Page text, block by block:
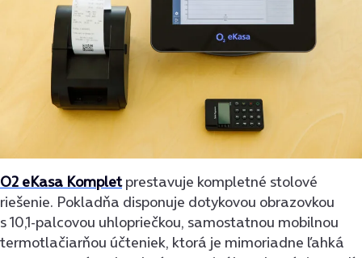
O2 eKasa Kompletprestavuje kompletné stolové
riešenie. Pokladňa disponuje dotykovou obrazovkou
s 10,1-palcovou uhlopriečkou, samostatnou mobilnou
termotlačiarňou účteniek, ktorá je mimoriadne ľahká